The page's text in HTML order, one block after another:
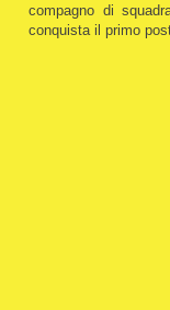
compagno di
conquista il primo